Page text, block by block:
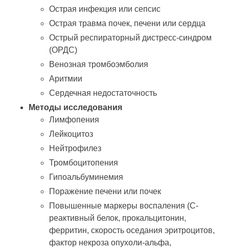
Острая инфекция или сепсис
Острая травма почек, печени или сердца
Острый респираторный дистресс-синдром
(ОРДС)
Венозная тромбоэмболия
Аритмии
Сердечная недостаточность
Методы исследования
Лимфопения
Лейкоцитоз
Нейтрофилез
Тромбоцитопения
Гипоальбуминемия
Поражение печени или почек
Повышенные маркеры воспаления (C-
реактивный белок, прокальцитонин,
ферритин, скорость оседания эритроцитов,
фактор некроза опухоли-альфа,